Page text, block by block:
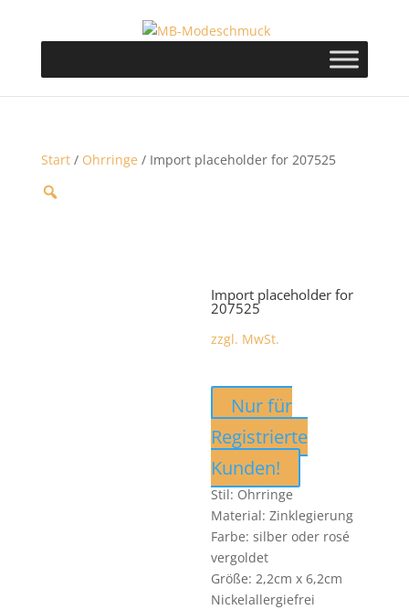
Start/ Ohrringe / Import placeholder for 207525
Import placeholder for
207525
zzgl. MwSt.
Nur für
Registrierte
Kunden!
Stil: Ohrringe
Material: Zinklegierung
Farbe: silber oder rosé
vergoldet
Größe: 2,2cm x 6,2cm
Nickelallergiefrei